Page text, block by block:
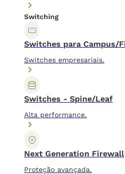
Switching
Switches para Campus/
Switches empresariais.
Switches - Spine/Leaf
Alta performance.
Next Generation Firewall
Proteção avançada.